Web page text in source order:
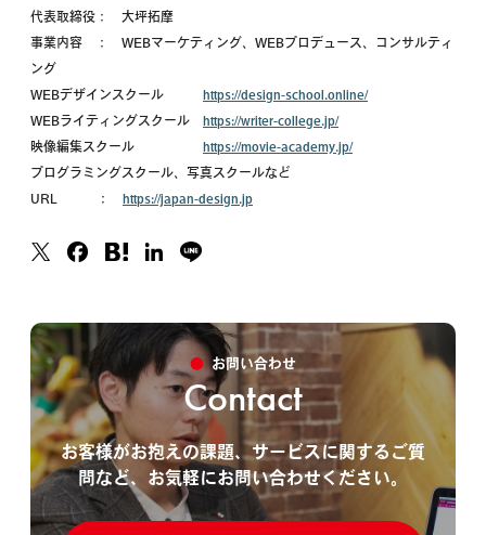
代表取締役： 大坪拓摩
事業内容 ： WEBマーケティング、WEBプロデュース、コンサルティ
ング
WEBデザインスクール https://design-school.online/
WEBライティングスクール https://writer-college.jp/
映像編集スクール https://movie-academy.jp/
プログラミングスクール、写真スクールなど
URL ： https://japan-design.jp
お問い合わせ
Contact
お客様がお抱えの課題、サービスに関するご質
問など、 お気軽にお問い合わせください。